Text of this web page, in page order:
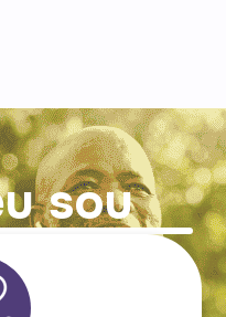
sou